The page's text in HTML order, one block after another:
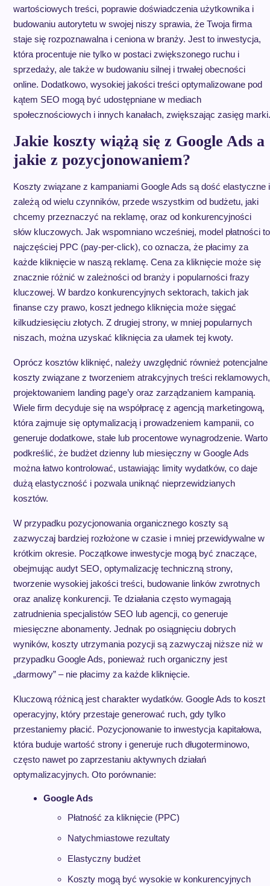
wartościowych treści, poprawie doświadczenia użytkownika i
budowaniu autorytetu w swojej niszy sprawia, że Twoja firma
staje się rozpoznawalna i ceniona w branży. Jest to inwestycja,
która procentuje nie tylko w postaci zwiększonego ruchu i
sprzedaży, ale także w budowaniu silnej i trwałej obecności
online. Dodatkowo, wysokiej jakości treści optymalizowane pod
kątem SEO mogą być udostępniane w mediach
społecznościowych i innych kanałach, zwiększając zasięg marki.
Jakie koszty wiążą się z Google Ads a
jakie z pozycjonowaniem?
Koszty związane z kampaniami Google Ads są dość elastyczne i
zależą od wielu czynników, przede wszystkim od budżetu, jaki
chcemy przeznaczyć na reklamę, oraz od konkurencyjności
słów kluczowych. Jak wspomniano wcześniej, model płatności to
najczęściej PPC (pay-per-click), co oznacza, że płacimy za
każde kliknięcie w naszą reklamę. Cena za kliknięcie może się
znacznie różnić w zależności od branży i popularności frazy
kluczowej. W bardzo konkurencyjnych sektorach, takich jak
finanse czy prawo, koszt jednego kliknięcia może sięgać
kilkudziesięciu złotych. Z drugiej strony, w mniej popularnych
niszach, można uzyskać kliknięcia za ułamek tej kwoty.
Oprócz kosztów kliknięć, należy uwzględnić również potencjalne
koszty związane z tworzeniem atrakcyjnych treści reklamowych,
projektowaniem landing page’y oraz zarządzaniem kampanią.
Wiele firm decyduje się na współpracę z agencją marketingową,
która zajmuje się optymalizacją i prowadzeniem kampanii, co
generuje dodatkowe, stałe lub procentowe wynagrodzenie. Warto
podkreślić, że budżet dzienny lub miesięczny w Google Ads
można łatwo kontrolować, ustawiając limity wydatków, co daje
dużą elastyczność i pozwala uniknąć nieprzewidzianych
kosztów.
W przypadku pozycjonowania organicznego koszty są
zazwyczaj bardziej rozłożone w czasie i mniej przewidywalne w
krótkim okresie. Początkowe inwestycje mogą być znaczące,
obejmując audyt SEO, optymalizację techniczną strony,
tworzenie wysokiej jakości treści, budowanie linków zwrotnych
oraz analizę konkurencji. Te działania często wymagają
zatrudnienia specjalistów SEO lub agencji, co generuje
miesięczne abonamenty. Jednak po osiągnięciu dobrych
wyników, koszty utrzymania pozycji są zazwyczaj niższe niż w
przypadku Google Ads, ponieważ ruch organiczny jest
„darmowy” – nie płacimy za każde kliknięcie.
Kluczową różnicą jest charakter wydatków. Google Ads to koszt
operacyjny, który przestaje generować ruch, gdy tylko
przestaniemy płacić. Pozycjonowanie to inwestycja kapitałowa,
która buduje wartość strony i generuje ruch długoterminowo,
często nawet po zaprzestaniu aktywnych działań
optymalizacyjnych. Oto porównanie:
Google Ads
Płatność za kliknięcie (PPC)
Natychmiastowe rezultaty
Elastyczny budżet
Koszty mogą być wysokie w konkurencyjnych